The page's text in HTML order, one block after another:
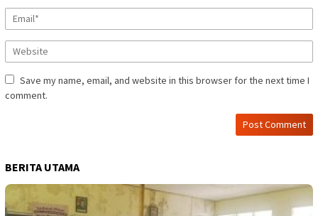
Save my name, email, and website in this browser for the next time I
comment.
BERITA UTAMA